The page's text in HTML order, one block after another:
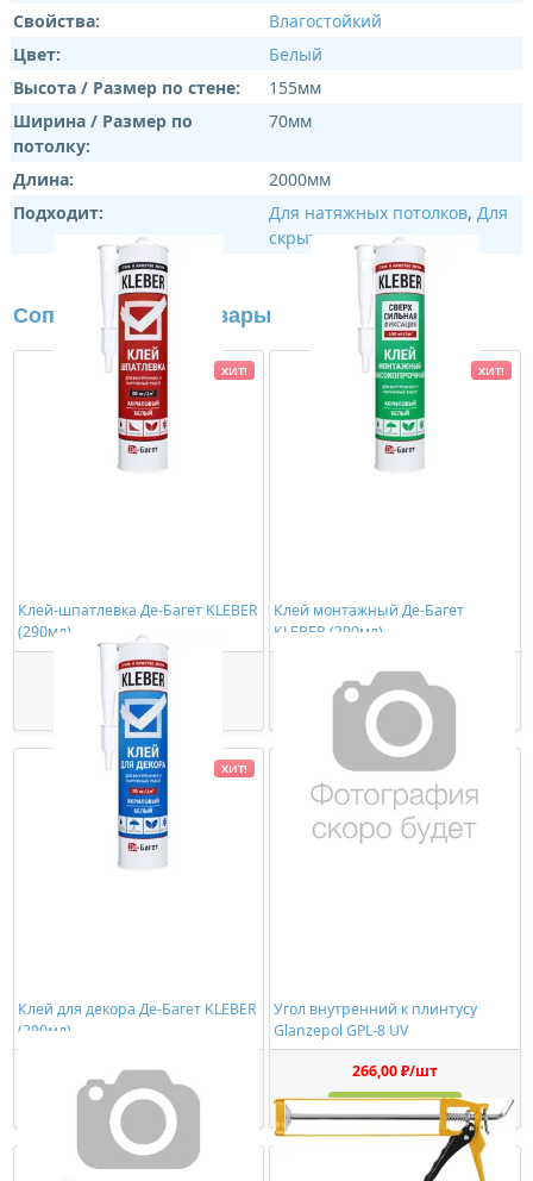
Свойства:
Влагостойкий
Цвет:
Белый
Высота / Размер по стене:
155мм
Ширина / Размер по
потолку:
70мм
Длина:
2000мм
Подходит:
Для натяжных потолков, Для
скрытого освещения
Сопутствующие товары
Клей-шпатлевка Де-Багет KLEBER
(290мл)
363,00 ₽/шт
Купить
ХИТ!
Клей монтажный Де-Багет
KLEBER (290мл)
534,00 ₽/шт
Купить
ХИТ!
Клей для декора Де-Багет KLEBER
(290мл)
449,00 ₽/шт
Купить
ХИТ!
Угол внутренний к плинтусу
Glanzepol GPL-8 UV
266,00 ₽/шт
Купить